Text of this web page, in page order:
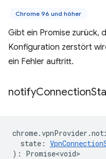
Chrome 96 und höher
Gibt ein Promise zurück,
Konfiguration zerstört
ein Fehler auftritt.
notifyConnection
chrome.vpnProvider .
state :
) : Promise<void>